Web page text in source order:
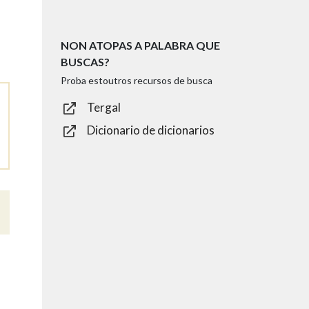
NON ATOPAS A PALABRA QUE
BUSCAS?
Proba estoutros recursos de busca
Tergal
Dicionario de dicionarios